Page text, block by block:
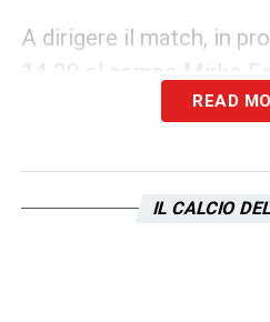
A dirigere il match, in
14.30 al campo Mirko
Domenico
sarannoAntonio
Tagliafierro.
READ
IL CALCIO